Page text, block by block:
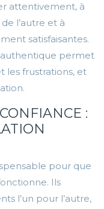
attentivement, à
l’autre et à
satisfaisantes.
permet
les frustrations, et
:
pour que
Ils
l’un pour l’autre,